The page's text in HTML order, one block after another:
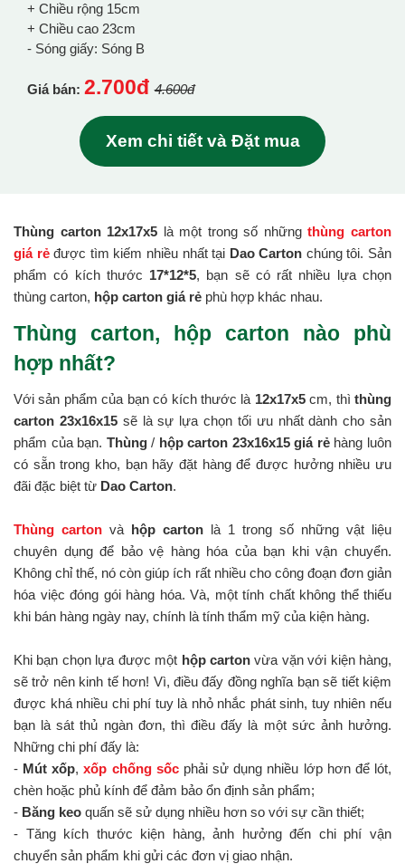
+ Chiều rộng 15cm
+ Chiều cao 23cm
- Sóng giấy: Sóng B
Giá bán: 2.700đ 4.600đ
Xem chi tiết và Đặt mua
Thùng carton 12x17x5 là một trong số nhữngthùng carton
giá rẻđược tìm kiếm nhiều nhất tại Dao Carton chúng tôi. Sản
phẩm có kích thước 17*12*5, bạn sẽ có rất nhiều lựa chọn
thùng carton, hộp carton giá rẻ phù hợp khác nhau.
Thùng carton, hộp carton nào phù
hợp nhất?
Với sản phẩm của bạn có kích thước là 12x17x5cm, thìthùng
carton 23x16x15sẽ là sự lựa chọn tối ưu nhất dành cho sản
phẩm của bạn. Thùng/ hộp carton 23x16x15 giá rẻhàng luôn
có sẵn trong kho, bạn hãy đặt hàng để được hưởng nhiều ưu
đãi đặc biệt từ Dao Carton.
Thùng carton và hộp carton là 1 trong số những vật liệu
chuyên dụng để bảo vệ hàng hóa của bạn khi vận chuyển.
Không chỉ thế, nó còn giúp ích rất nhiều cho công đoạn đơn giản
hóa việc đóng gói hàng hóa. Và, một tính chất không thể thiếu
khi bán hàng ngày nay, chính là tính thẩm mỹ của kiện hàng.
Khi bạn chọn lựa được một hộp cartonvừa vặn với kiện hàng,
sẽ trở nên kinh tế hơn! Vì, điều đấy đồng nghĩa bạn sẽ tiết kiệm
được khá nhiều chi phí tuy là nhỏ nhắc phát sinh, tuy nhiên nếu
bạn là sát thủ ngàn đơn, thì điều đấy là một sức ảnh hưởng.
Những chi phí đấy là:
- Mút xốp,xốp chống sốcphải sử dụng nhiều lớp hơn để lót,
chèn hoặc phủ kính để đảm bảo ổn định sản phẩm;
- Băng keo quấn sẽ sử dụng nhiều hơn so với sự cần thiết;
- Tăng kích thước kiện hàng, ảnh hưởng đến chi phí vận
chuyển sản phẩm khi gửi các đơn vị giao nhận.